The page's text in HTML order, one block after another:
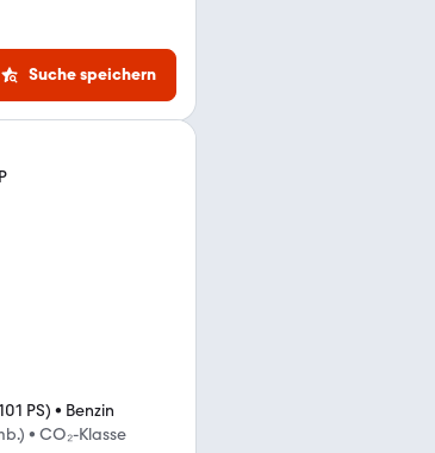
Suche speichern
PS) • Benzin
• CO₂-Klasse